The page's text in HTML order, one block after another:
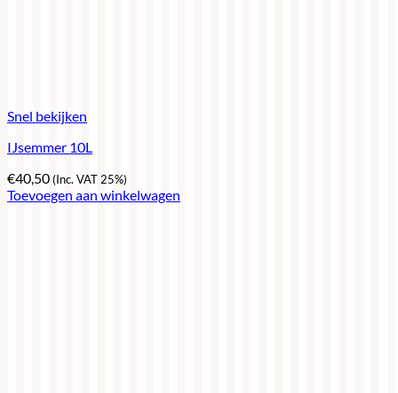
Snel bekijken
IJsemmer 10L
€40,50(Inc. VAT 25%)
Toevoegen aan winkelwagen